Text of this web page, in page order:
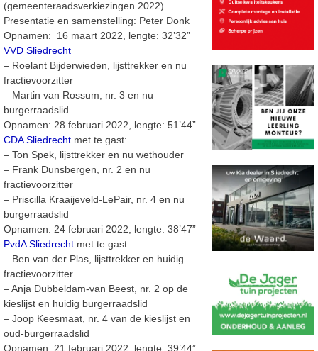
(gemeenteraadsverkiezingen 2022)
Presentatie en samenstelling: Peter Donk
Opnamen: 16 maart 2022, lengte: 32’32”
VVD Sliedrecht
– Roelant Bijderwieden, lijsttrekker en nu
fractievoorzitter
– Martin van Rossum, nr. 3 en nu
burgerraadslid
Opnamen: 28 februari 2022, lengte: 51’44”
CDA Sliedrecht met te gast:
– Ton Spek, lijsttrekker en nu wethouder
– Frank Dunsbergen, nr. 2 en nu
fractievoorzitter
– Priscilla Kraaijeveld-LePair, nr. 4 en nu
burgerraadslid
Opnamen: 24 februari 2022, lengte: 38’47”
PvdA Sliedrecht met te gast:
– Ben van der Plas, lijsttrekker en huidig
fractievoorzitter
– Anja Dubbeldam-van Beest, nr. 2 op de
kieslijst en huidig burgerraadslid
– Joop Keesmaat, nr. 4 van de kieslijst en
oud-burgerraadslid
Opnamen: 21 februari 2022, lengte: 39’44”